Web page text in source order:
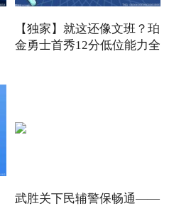
【独家】就这还像文班？珀
金勇士首秀12分低位能力全
武胜关下民辅警保畅通——